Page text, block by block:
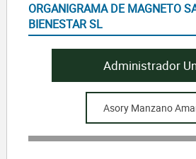
ORGANIGRAMA DE MAGNETO
BIENESTAR SL
Administrador
Asory Manzano